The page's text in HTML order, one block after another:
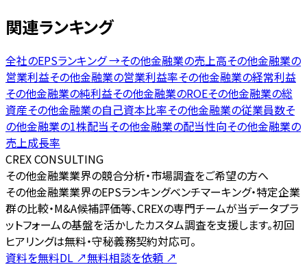
関連ランキング
全社のEPSランキング→その他金融業の売上高その他金融業の
営業利益その他金融業の営業利益率その他金融業の経常利益
その他金融業の純利益その他金融業のROEその他金融業の総
資産その他金融業の自己資本比率その他金融業の従業員数そ
の他金融業の1株配当その他金融業の配当性向その他金融業の
売上成長率
CREX CONSULTING
その他金融業業界の競合分析・市場調査をご希望の方へ
その他金融業業界のEPSランキングベンチマーキング・特定企業
群の比較・M&A候補評価等、CREXの専門チームが当データプラ
ットフォームの基盤を活かしたカスタム調査を支援します。初回
ヒアリングは無料・守秘義務契約対応可。
資料を無料DL ↗無料相談を依頼 ↗